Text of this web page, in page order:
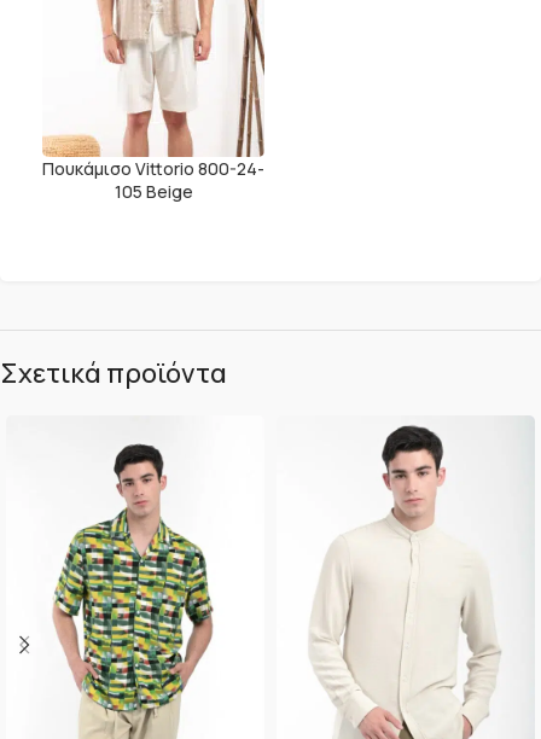
Πουκάμισο Vittorio 800-24-
105 Beige
Σχετικά προϊόντα